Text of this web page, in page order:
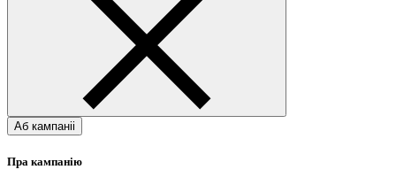
Аб кампаніі
Пра кампанію